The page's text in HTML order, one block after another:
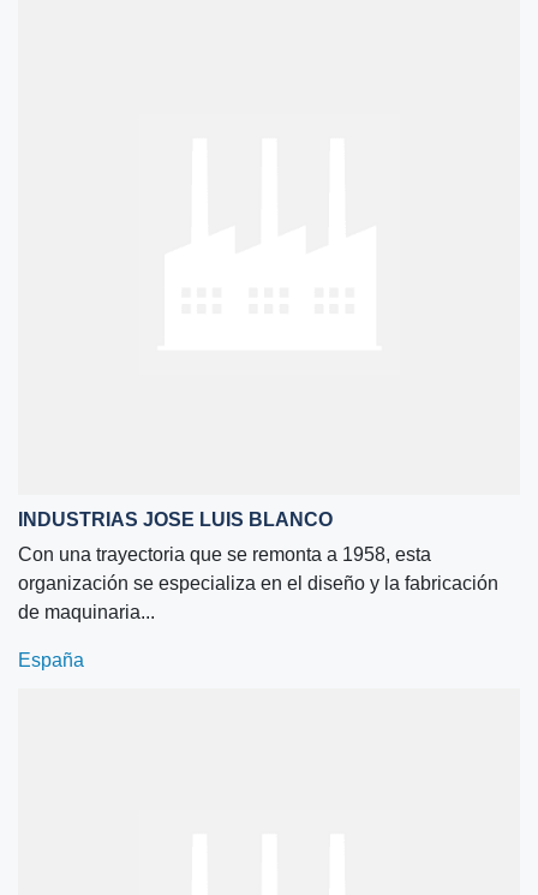
INDUSTRIAS JOSE LUIS BLANCO
Con una trayectoria que se remonta a 1958, esta
organización se especializa en el diseño y la fabricación
de maquinaria...
España